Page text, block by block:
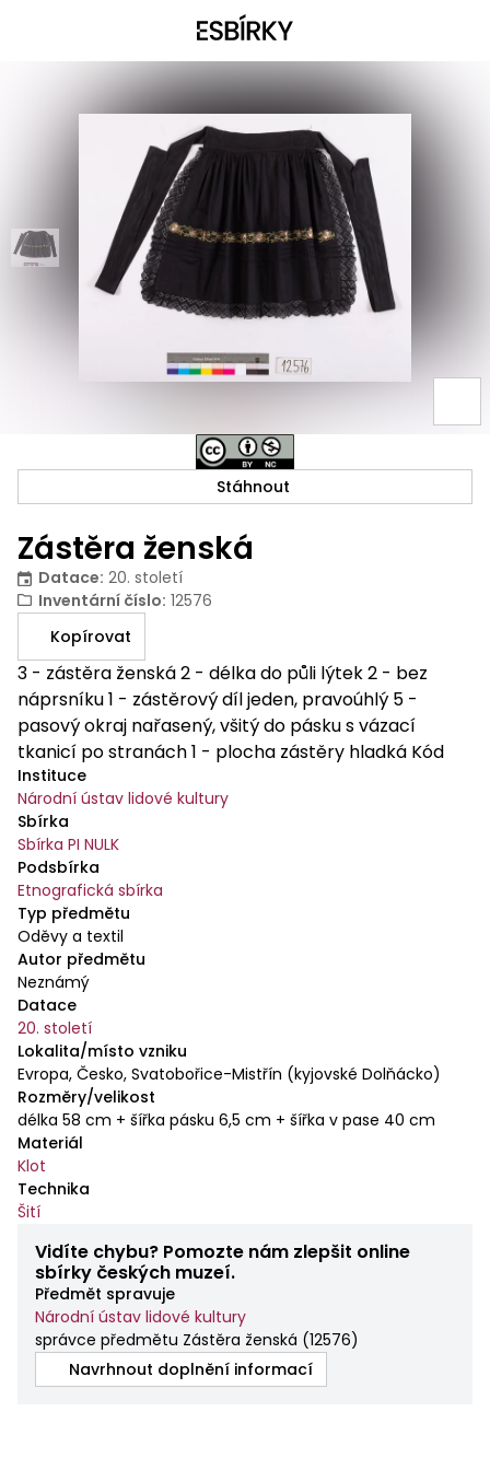
Zástěra ženská
Datace: 20. století
Inventární číslo: 12576
Kopírovat
3 - zástěra ženská 2 - délka do půli lýtek 2 - bez
náprsníku 1 - zástěrový díl jeden, pravoúhlý 5 -
pasový okraj nařasený, všitý do pásku s vázací
tkanicí po stranách 1 - plocha zástěry hladká Kód
systematiky: 3-2-2-1-5-1 Zástěra je ušitá z 1 pruhu
látky. Materiál - černé plátno (klot). Zástěra je všitá
do pásku ze stejného materiálu. Z obou stran límce
jsou našité černé taftové stuhy. Zhruba v polovině je
našitá porta - květiny hnědé, krémové a zelené
barvy. Podél spodního a bočních okrajů je černá
hedvábná krajka. Zástěru zdobí pět sámků. Zástěra
je ušita na šicím stroji.
Instituce
Národní ústav lidové kultury
Sbírka
Sbírka PI NULK
Podsbírka
Etnografická sbírka
Typ předmětu
Oděvy a textil
Autor předmětu
Neznámý
Datace
20. století
Lokalita/místo vzniku
Evropa, Česko, Svatobořice-Mistřín (kyjovské Dolňácko)
Rozměry/velikost
délka 58 cm + šířka pásku 6,5 cm + šířka v pase 40 cm
Materiál
Klot
Technika
Šití
Vidíte chybu? Pomozte nám zlepšit online
sbírky českých muzeí.
Předmět spravuje
Národní ústav lidové kultury
správce předmětu Zástěra ženská (12576)
Navrhnout doplnění informací
Stáhnout